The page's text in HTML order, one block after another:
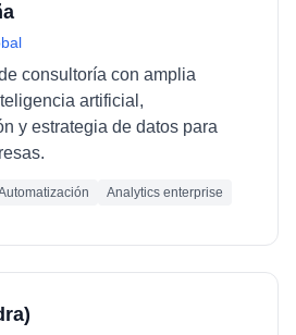
consultoría con amplia
artificial,
y estrategia de datos para
Analytics enterprise